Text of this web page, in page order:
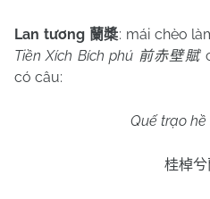
Lan tương 蘭槳: mái chèo
Tiền Xích Bích phú 前赤壁賦
có câu:
Quế trạo
桂棹